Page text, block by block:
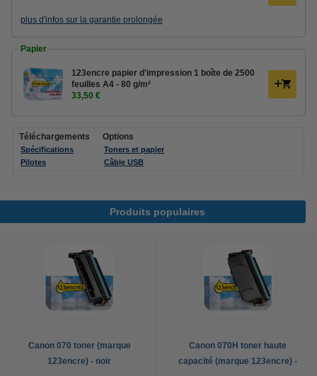
plus d'infos sur la garantie prolongée
Papier
123encre papier d'impression 1 boîte de 2500
feuilles A4 - 80 g/m²
33,50 €
Téléchargements
Spécifications
Pilotes
Options
Toners et papier
Câble USB
Produits populaires
Canon 070 toner (marque
123encre) - noir
Canon 070H toner haute
capacité (marque 123encre) -